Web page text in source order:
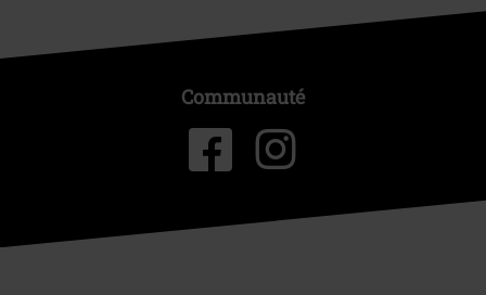
Communauté